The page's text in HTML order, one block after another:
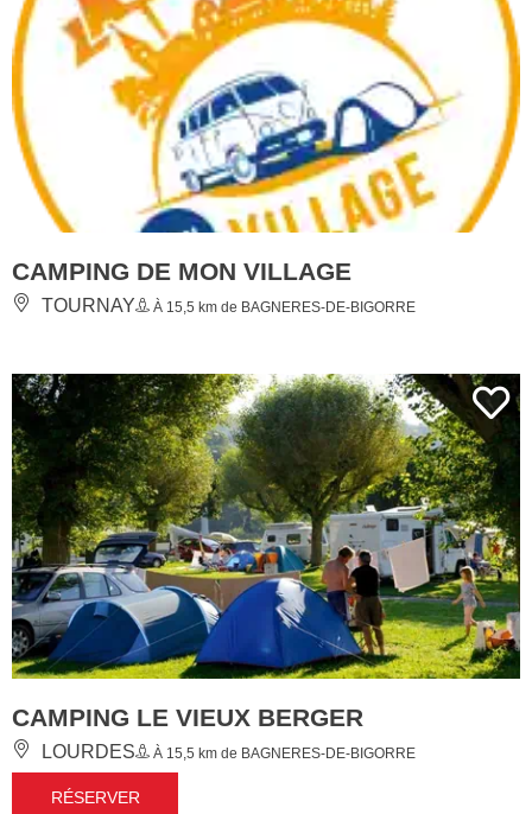
CAMPING DE MON VILLAGE
TOURNAY À 15,5 km de BAGNERES-DE-BIGORRE
CAMPING LE VIEUX BERGER
LOURDES À 15,5 km de BAGNERES-DE-BIGORRE
RÉSERVER